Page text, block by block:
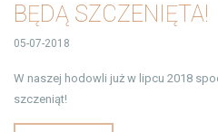
BĘDĄ SZCZENIĘTA!
05-07-2018
W naszej hodowli już w lipcu 2018
szczeniąt!